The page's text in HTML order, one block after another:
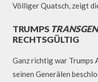
Völliger Quatsch, zeigt
TRUMPS
RECHTSGÜLTIG
Ganz richtig war Trumps
seinen Generälen